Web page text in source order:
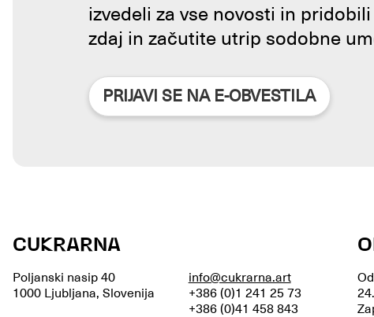
izvedeli za vse novosti in
zdaj in začutite utrip sodobne
PRIJAVI SE NA E-OBVESTILA
CUKRARNA
Poljanski nasip 40
1000 Ljubljana, Slovenija
info@cukrarna.art
+386 (0)1 241 25 73
+386 (0)41 458 843